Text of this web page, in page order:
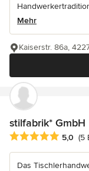
Mehr
Kaiserstr. 86a,
stilfabrik* GmbH
Durchschnittliche
5,0 (5
Das